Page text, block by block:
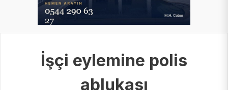
İşçi eylemine polis
ablukası